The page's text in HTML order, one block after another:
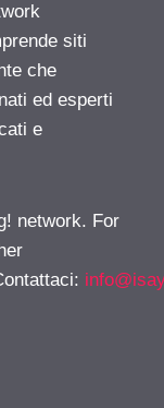
siti
che
ed esperti
e
network. For
: